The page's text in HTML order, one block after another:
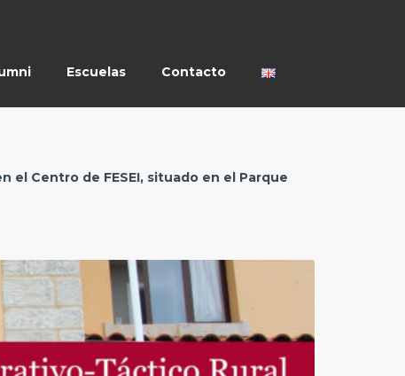
Escuelas Contacto
el Centro de FESEI, situado en el Parque